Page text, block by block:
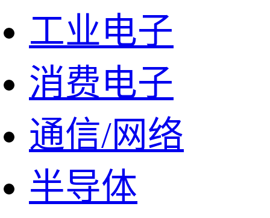
工业电子
消费电子
通信/网络
半导体